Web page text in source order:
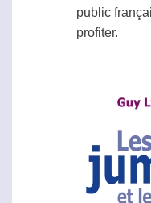
public
profiter.